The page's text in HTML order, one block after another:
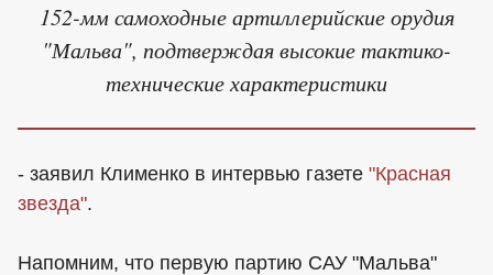
152-мм самоходные артиллерийские орудия
"Мальва", подтверждая высокие тактико-
технические характеристики
- заявил Клименко в интервью газете "Красная
звезда".
Напомним, что первую партию САУ "Мальва"